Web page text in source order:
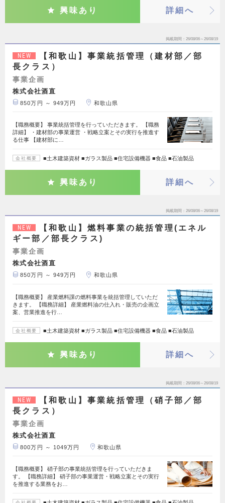
興味あり 詳細へ
掲載期間 26/08/06～26/08/19
NEW
【和歌山】事業統括管理（建材部／部
長クラス）
事業企画
株式会社酒直
850万円 ～ 949万円 和歌山県
【職務概要】 事業統括管理を行っていただきます。 【職務
詳細】 ・建材部の事業運営 ・戦略立案とその実行を推進す
る仕事 【建材部に…
会社概要 ■土木建築資材 ■ガラス製品 ■住宅設備機器 ■食品 ■石油製品
興味あり 詳細へ
掲載期間 26/08/06～26/08/19
NEW
【和歌山】燃料事業の統括管理(エネル
ギー部／部長クラス)
事業企画
株式会社酒直
850万円 ～ 949万円 和歌山県
【職務概要】 産業燃料課の燃料事業を統括管理していただ
きます。 【職務詳細】 産業燃料油の仕入れ・販売の企画立
案、営業推進を行…
会社概要 ■土木建築資材 ■ガラス製品 ■住宅設備機器 ■食品 ■石油製品
興味あり 詳細へ
掲載期間 26/08/06～26/08/19
NEW
【和歌山】事業統括管理（硝子部／部
長クラス）
事業企画
株式会社酒直
800万円 ～ 1049万円 和歌山県
【職務概要】 硝子部の事業統括管理を行っていただきま
す。 【職務詳細】 硝子部の事業運営・戦略立案とその実行
を推進する業務をお…